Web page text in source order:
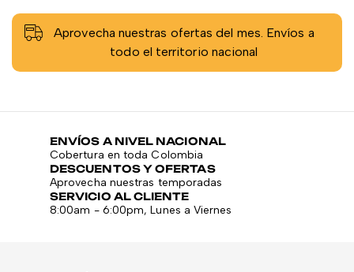
Aprovecha nuestras ofertas del mes. Envíos a
todo el territorio nacional
ENVÍOS A NIVEL NACIONAL
Cobertura en toda Colombia
DESCUENTOS Y OFERTAS
Aprovecha nuestras temporadas
SERVICIO AL CLIENTE
8:00am - 6:00pm, Lunes a Viernes